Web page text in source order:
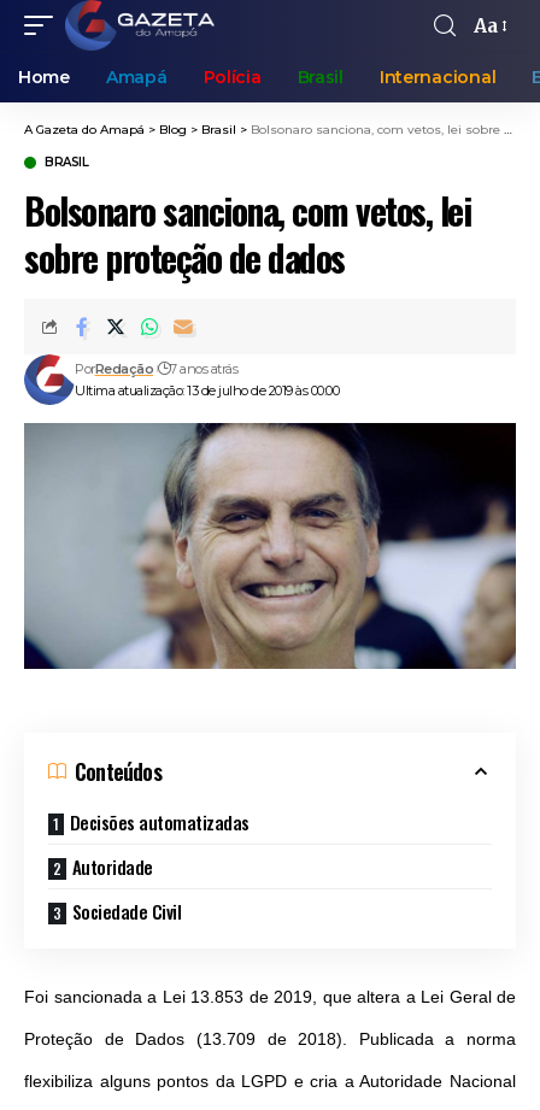
Aa
Home Amapá Polícia Brasil Internacional
A Gazeta do Amapá > Blog > Brasil > Bolsonaro sanciona, com vetos, lei sobre proteção de dados
BRASIL
Bolsonaro sanciona, com vetos, lei
sobre proteção de dados
Ultima atualização: 13 de julho de 2019 às 00:00
PorRedação 7 anos atrás
Conteúdos
Decisões automatizadas
Autoridade
Sociedade Civil
Foi sancionada a Lei 13.853 de 2019, que altera a Lei Geral de
Proteção de Dados (13.709 de 2018). Publicada a norma
flexibiliza alguns pontos da LGPD e cria a Autoridade Nacional